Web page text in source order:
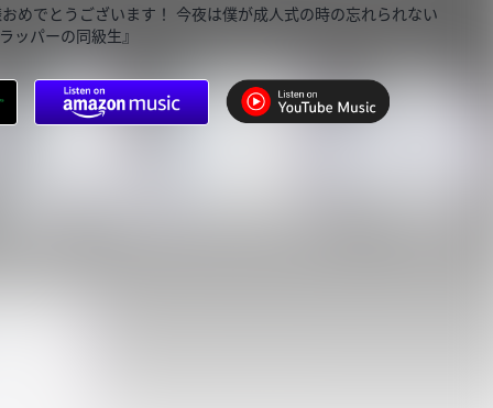
めでとうございます！ 今夜は僕が成人式の時の忘れられない
ッパーの同級生』